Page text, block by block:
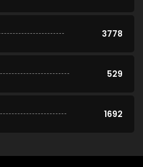
3778
529
1692